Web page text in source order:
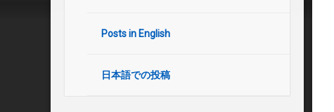
Posts in English
日本語での投稿